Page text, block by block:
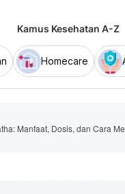
Kamus Kesehatan A-Z
Homecare
Manfaat, Dosis, dan Cara